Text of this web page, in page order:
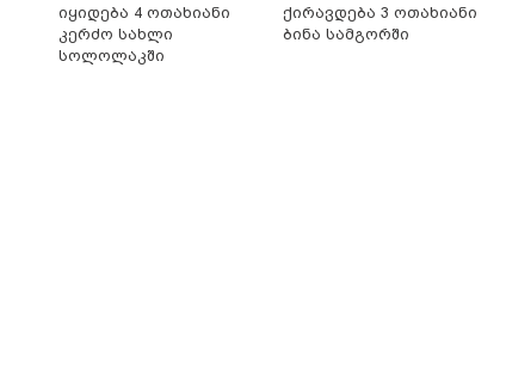
იყიდება 4 ოთახიანი
კერძო სახლი
სოლოლაკში
ქირავდება 3 ოთახიანი
ბინა სამგორში